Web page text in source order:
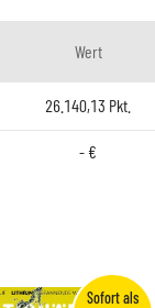
Wert
26.140,13 Pkt.
- €